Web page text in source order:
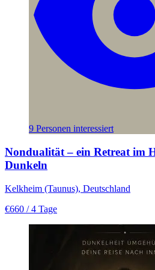
9 Personen interessiert
Nondualität – ein Retreat im
Dunkeln
Kelkheim (Taunus), Deutschland
€660 / 4 Tage